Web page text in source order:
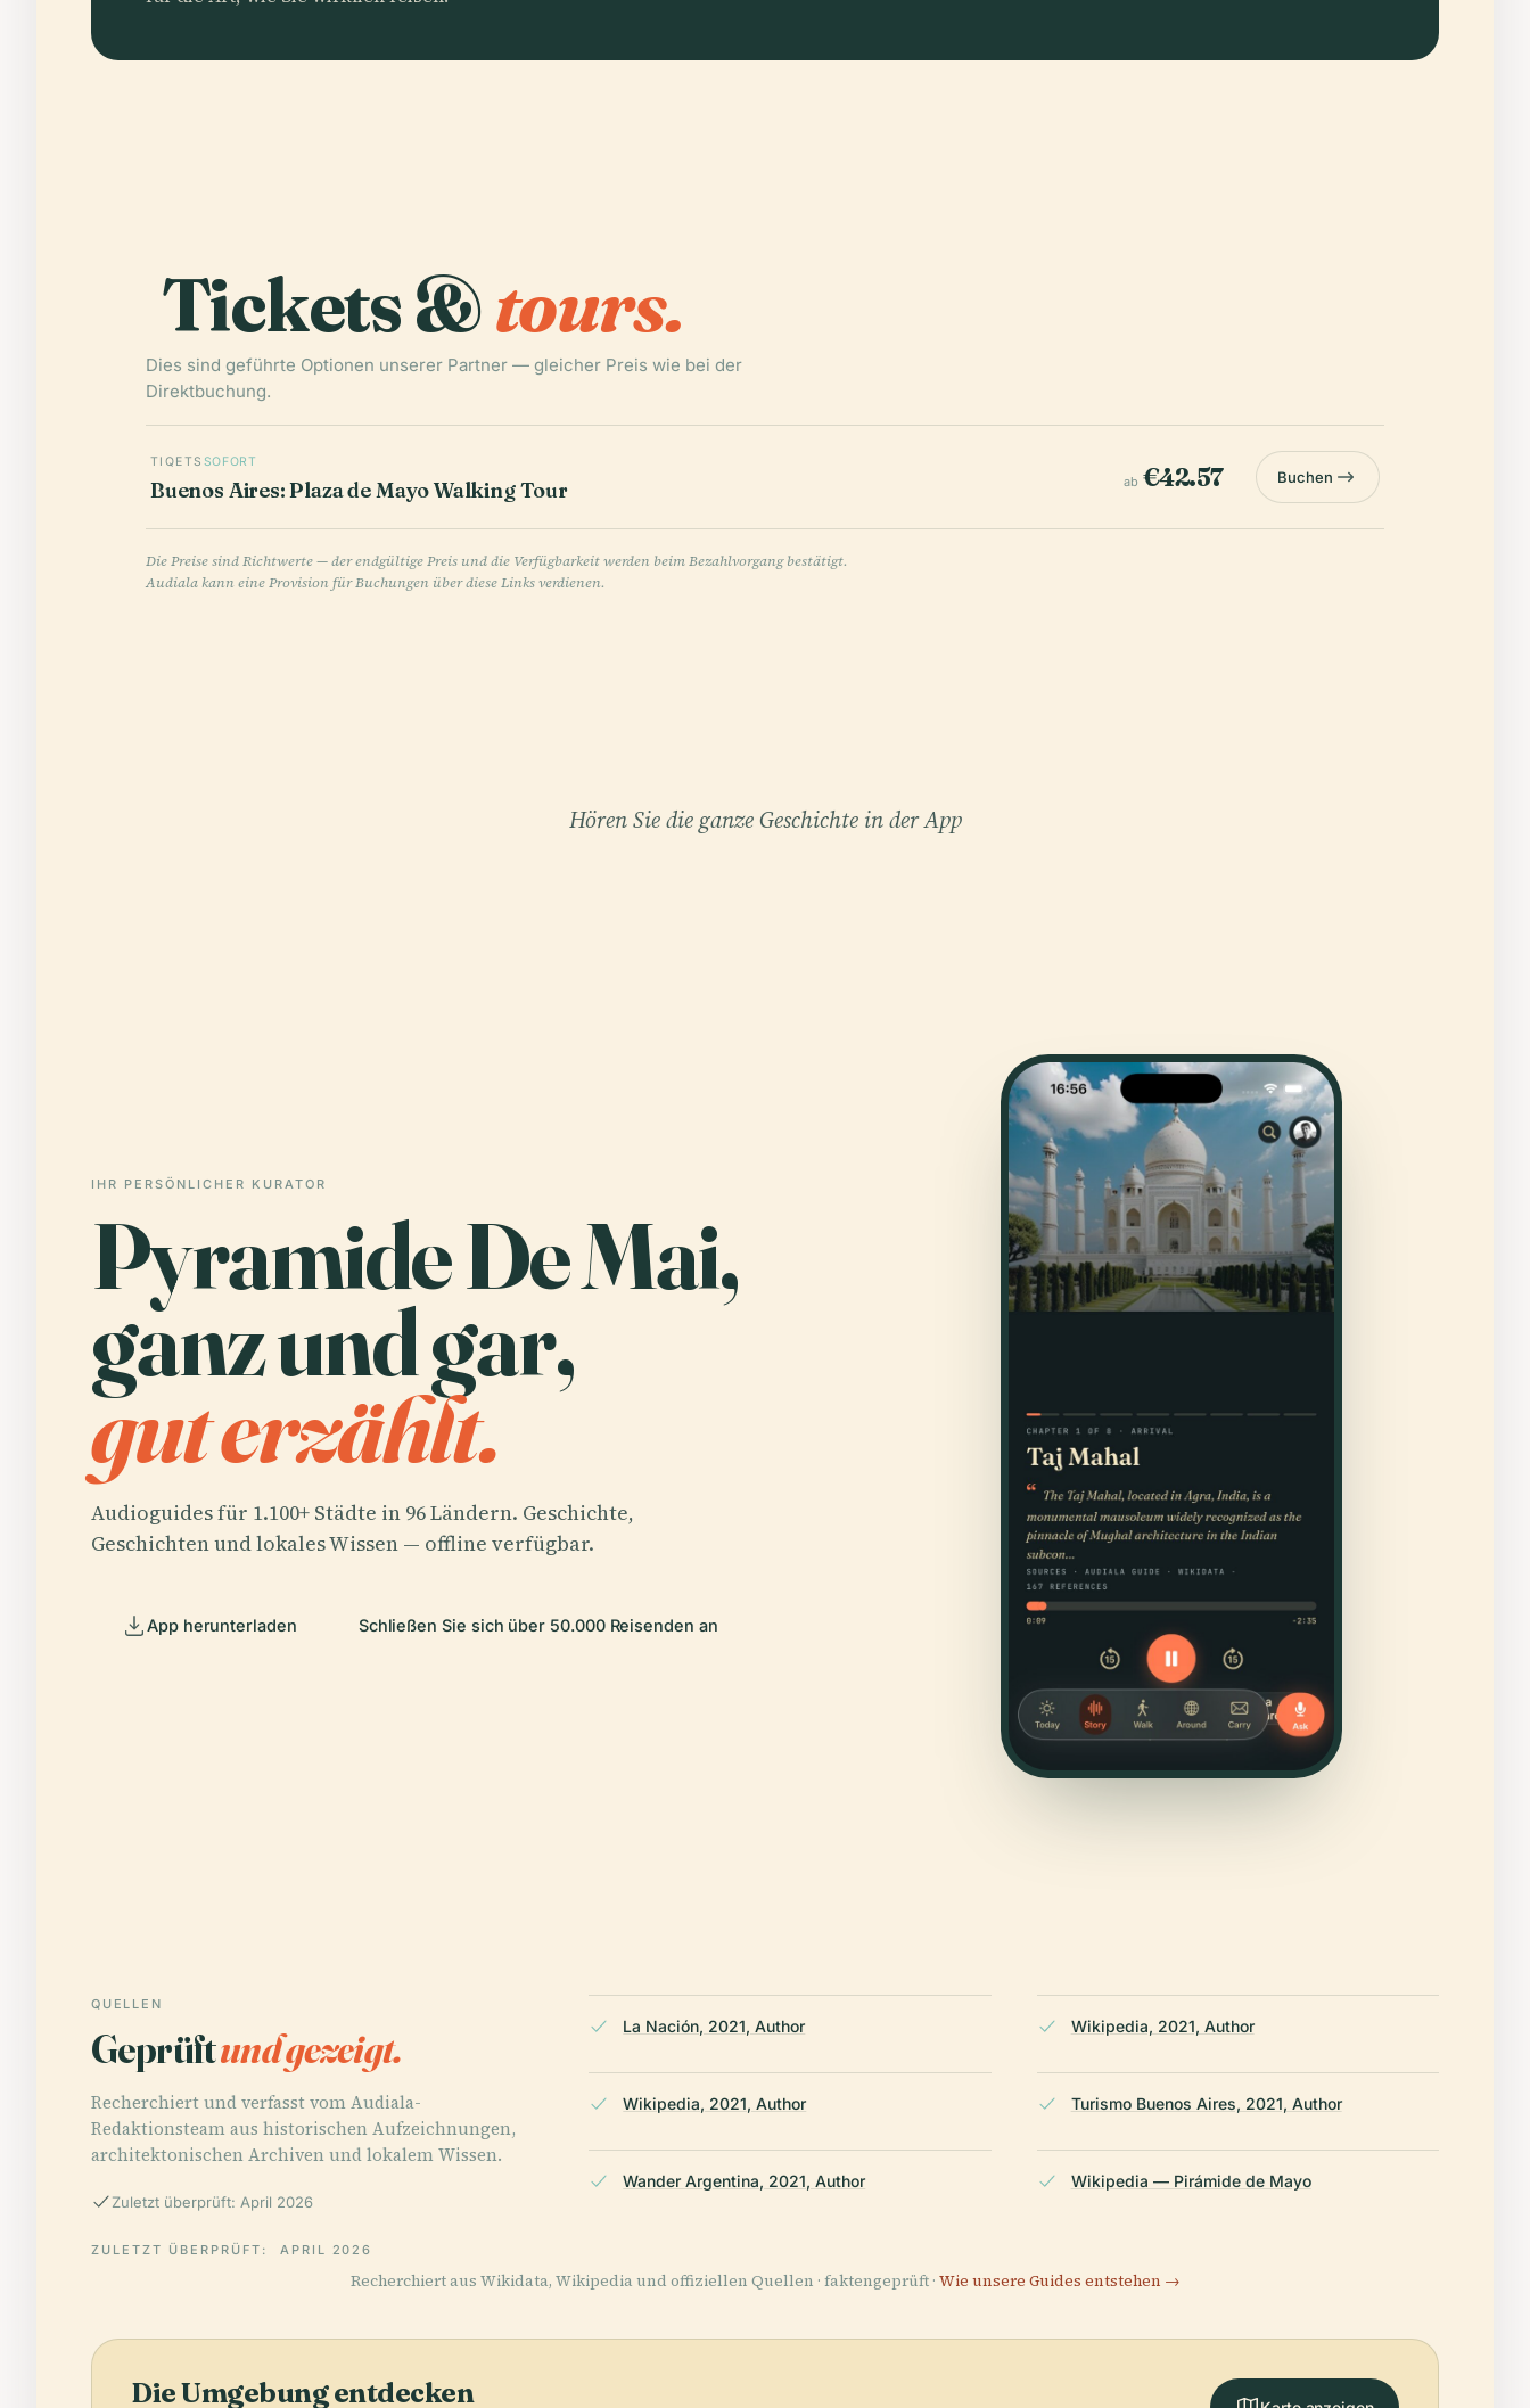
Tickets &tours.
Dies sind geführte Optionen unserer Partner — gleicher Preis wie bei der
Direktbuchung.
TIQETS SOFORT
Buenos Aires: Plaza de Mayo Walking Tour ab €42.57 Buchen
Die Preise sind Richtwerte — der endgültige Preis und die Verfügbarkeit werden beim Bezahlvorgang bestätigt.
Audiala kann eine Provision für Buchungen über diese Links verdienen.
Hören Sie die ganze Geschichte in der App
IHR PERSÖNLICHER KURATOR
Pyramide De Mai,
ganz und gar,
gut erzählt.
Audioguides für 1.100+ Städte in 96 Ländern. Geschichte,
Geschichten und lokales Wissen — offline verfügbar.
App herunterladen Schließen Sie sich über 50.000 Reisenden an
QUELLEN
Geprüftund gezeigt.
Recherchiert und verfasst vom Audiala-
Redaktionsteam aus historischen Aufzeichnungen,
architektonischen Archiven und lokalem Wissen.
Zuletzt überprüft: April 2026
La Nación, 2021, Author Wikipedia, 2021, Author
Wikipedia, 2021, Author Turismo Buenos Aires, 2021, Author
Wander Argentina, 2021, Author Wikipedia — Pirámide de Mayo
ZULETZT ÜBERPRÜFT: APRIL 2026
Recherchiert aus Wikidata, Wikipedia und offiziellen Quellen · faktengeprüft · Wie unsere Guides entstehen →
Die Umgebung entdecken